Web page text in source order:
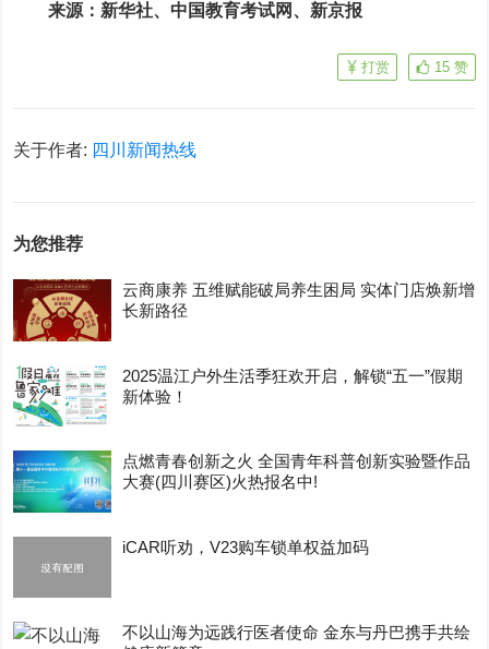
来源：新华社、中国教育考试网、 新京报
15 赞
打赏
关于作者: 四川新闻热线
为您推荐
云商康养 五维赋能破局养生困局 实体门店焕新增
长新路径
2025温江户外生活季狂欢开启，解锁“五一”假期
新体验！
点燃青春创新之火 全国青年科普创新实验暨作品
大赛(四川赛区)火热报名中!
iCAR听劝，V23购车锁单权益加码
不以山海为远践行医者使命 金东与丹巴携手共绘